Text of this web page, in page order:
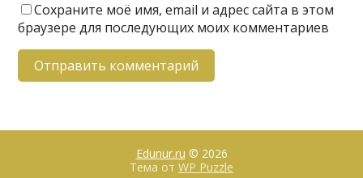
Сохраните моё имя, email и адрес сайта в этом
браузере для последующих моих комментариев
Edunur.ru © 2026
Тема от WP Puzzle